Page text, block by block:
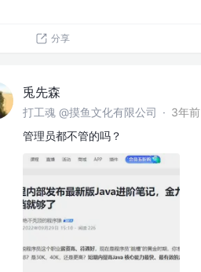
分享
兎先森
打工魂 @摸鱼文化有限公司 · 3年前
管理员都不管的吗？